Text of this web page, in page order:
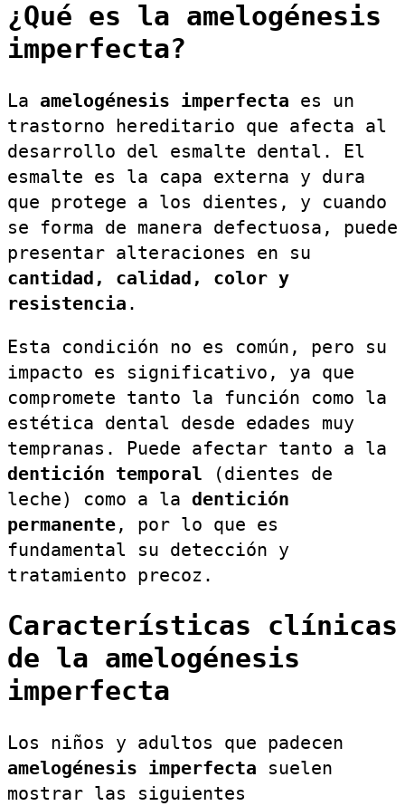
¿Qué es la amelogénesis
imperfecta?
La amelogénesis imperfecta es un
trastorno hereditario que afecta al
desarrollo del esmalte dental. El
esmalte es la capa externa y dura
que protege a los dientes, y cuando
se forma de manera defectuosa, puede
presentar alteraciones en su
cantidad, calidad, color y
resistencia .
Esta condición no es común, pero su
impacto es significativo, ya que
compromete tanto la función como la
estética dental desde edades muy
tempranas. Puede afectar tanto a la
dentición temporal (dientes de
leche) como a la dentición
permanente, por lo que es
fundamental su detección y
tratamiento precoz.
Características clínicas
de la amelogénesis
imperfecta
Los niños y adultos que padecen
amelogénesis imperfecta suelen
mostrar las siguientes